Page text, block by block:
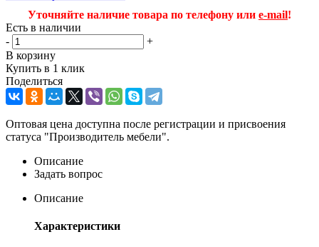
Уточняйте наличие товара по телефону или e-mail!
Есть в наличии
-
+
В корзину
Купить в 1 клик
Поделиться
Оптовая цена доступна после регистрации и присвоения
статуса "Производитель мебели".
Описание
Задать вопрос
Описание
Характеристики